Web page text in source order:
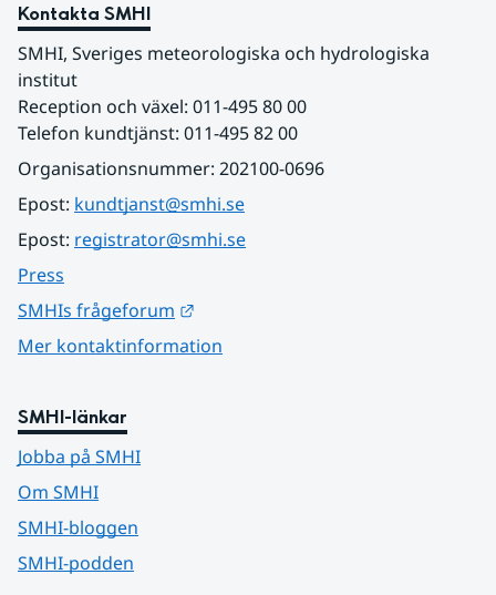
Kontakta SMHI
SMHI, Sveriges meteorologiska och hydrologiska
institut
Reception och växel: 011-495 80 00
Telefon kundtjänst: 011-495 82 00
Organisationsnummer: 202100-0696
Epost: kundtjanst@smhi.se
Epost: registrator@smhi.se
Press
SMHIs frågeforum
Mer kontaktinformation
SMHI-länkar
Jobba på SMHI
Om SMHI
SMHI-bloggen
SMHI-podden